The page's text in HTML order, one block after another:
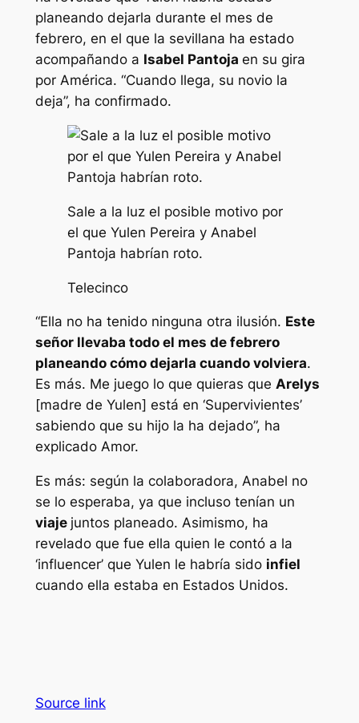
planeando dejarla durante el mes de
febrero, en el que la sevillana ha estado
acompañando a Isabel Pantoja en su gira
por América. “Cuando llega, su novio la
deja”, ha confirmado.
Sale a la luz el posible motivo por
el que Yulen Pereira y Anabel
Pantoja habrían roto.
Telecinco
“Ella no ha tenido ninguna otra ilusión. Este
señor llevaba todo el mes de febrero
planeando cómo dejarla cuando volviera.
Es más. Me juego lo que quieras que Arelys
[madre de Yulen] está en ‘Supervivientes’
sabiendo que su hijo la ha dejado”, ha
explicado Amor.
Es más: según la colaboradora, Anabel no
se lo esperaba, ya que incluso tenían un
viaje juntos planeado. Asimismo, ha
revelado que fue ella quien le contó a la
‘influencer’ que Yulen le habría sido infiel
cuando ella estaba en Estados Unidos.
Source link